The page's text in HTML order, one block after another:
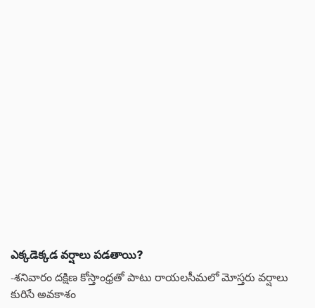
ఎక్కడెక్కడ వర్షాలు పడతాయి?
-శనివారం దక్షిణ కోస్తాంధ్రతో పాటు రాయలసీమలో మోస్తరు వర్షాలు
కురిసే అవకాశం